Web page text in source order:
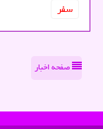
سفر
صفحه اخبار